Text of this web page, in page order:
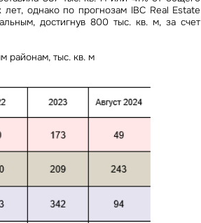
однако по прогнозам IBC Real Estate
достигнув 800 тыс. кв. м, за счет
районам, тыс. кв. м